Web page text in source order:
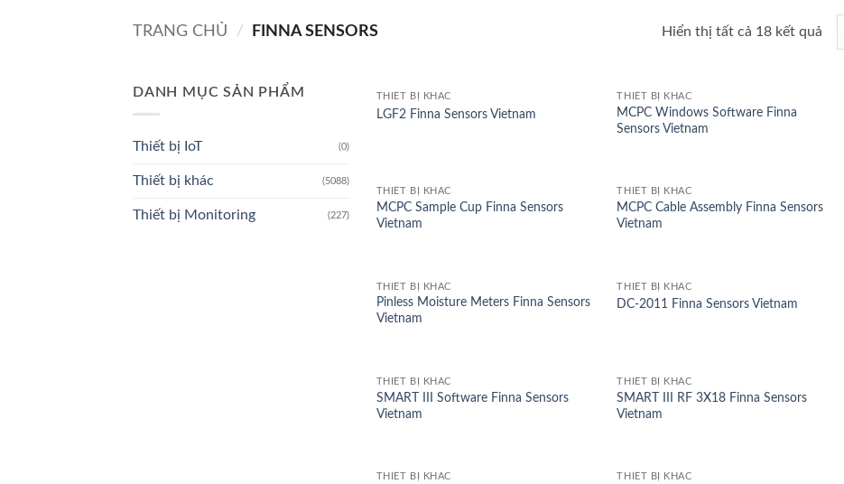
TRANG CHỦ / FINNA SENSORS Hiển thị tất cả 18 kết quảĐã
sắp
DANH MỤC SẢN PHẨM
Thiết bị IoT (0)
Thiết bị khác (5088)
Thiết bị Monitoring (227)
THIẾT BỊ KHÁC
LGF2 Finna Sensors Vietnam
THIẾT BỊ KHÁC
MCPC Windows Software Finna
Sensors Vietnam
THIẾT BỊ KHÁC
MCPC Sample Cup Finna Sensors
Vietnam
THIẾT BỊ KHÁC
MCPC Cable Assembly Finna Sensors
Vietnam
THIẾT BỊ KHÁC
Pinless Moisture Meters Finna Sensors
Vietnam
THIẾT BỊ KHÁC
DC-2011 Finna Sensors Vietnam
THIẾT BỊ KHÁC
SMART III Software Finna Sensors
Vietnam
THIẾT BỊ KHÁC
SMART III RF 3X18 Finna Sensors
Vietnam
THIẾT BỊ KHÁC THIẾT BỊ KHÁC